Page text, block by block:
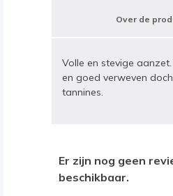
Over de
Volle en stevige
en goed verweven
tannines.
Er zijn nog geen
beschikbaar.